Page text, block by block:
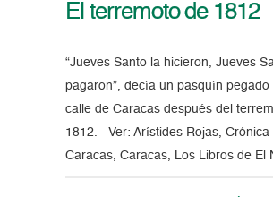
El terremoto de 1812
“Jueves Santo la hicieron, Jueves
pagaron”, decía un pasquín pegado
calle de Caracas después del
1812. Ver: Arístides Rojas, Crónica
Caracas, Caracas, Los Libros de El